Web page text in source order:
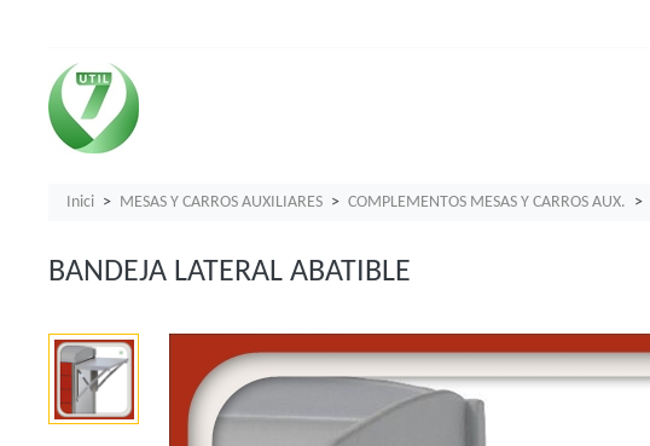
Inici MESAS Y CARROS AUXILIARES COMPLEMENTOS MESAS Y CARROS AUX.
BANDEJA LATERAL ABATIBLE